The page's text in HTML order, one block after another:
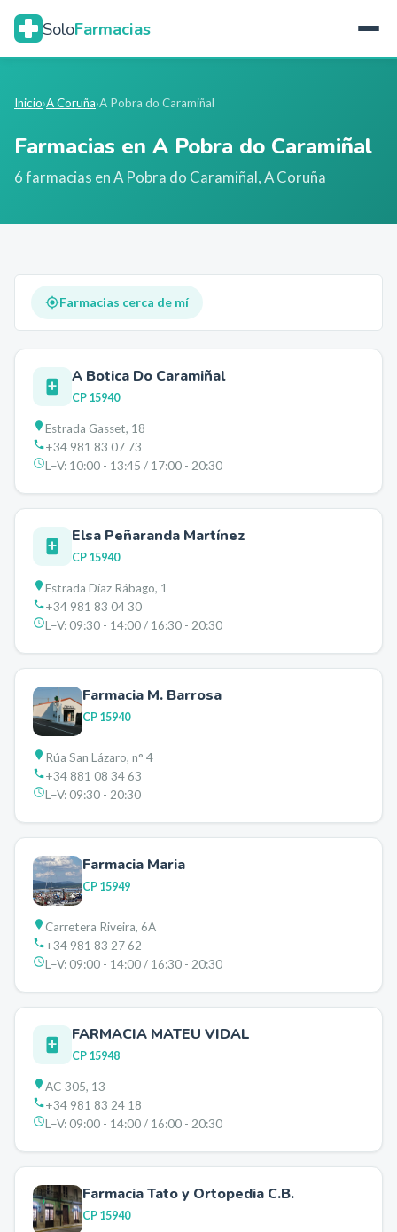
SoloFarmacias
Inicio›A Coruña›A Pobra do Caramiñal
Farmacias en A Pobra do Caramiñal
6farmacias enA Pobra do Caramiñal,A Coruña
Farmacias cerca de mí
A Botica Do Caramiñal
CP 15940
Estrada Gasset, 18
+34 981 83 07 73
L–V: 10:00 - 13:45 / 17:00 - 20:30
Elsa Peñaranda Martínez
CP 15940
Estrada Díaz Rábago, 1
+34 981 83 04 30
L–V:09:30 - 14:00 / 16:30 - 20:30
Farmacia M. Barrosa
CP 15940
Rúa San Lázaro, n° 4
+34 881 08 34 63
L–V:09:30 - 20:30
Farmacia Maria
CP 15949
Carretera Riveira, 6A
+34 981 83 27 62
L–V:09:00 - 14:00 / 16:30 - 20:30
FARMACIA MATEU VIDAL
CP 15948
AC-305, 13
+34 981 83 24 18
L–V:09:00 - 14:00 / 16:00 - 20:30
Farmacia Tato y Ortopedia C.B.
CP 15940